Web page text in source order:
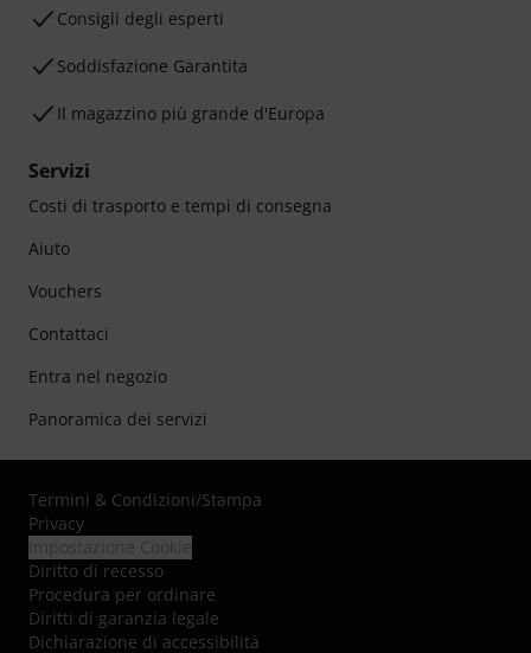
Consigli degli esperti
Soddisfazione Garantita
Il magazzino più grande d'Europa
Servizi
Costi di trasporto e tempi di consegna
Aiuto
Vouchers
Contattaci
Entra nel negozio
Panoramica dei servizi
Termini & Condizioni/Stampa
Privacy
Diritto di recesso
Procedura per ordinare
Diritti di garanzia legale
Dichiarazione di accessibilità